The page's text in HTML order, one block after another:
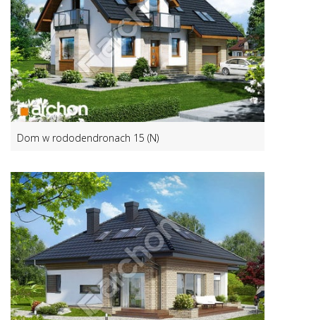
Dom w rododendronach 15 (N)